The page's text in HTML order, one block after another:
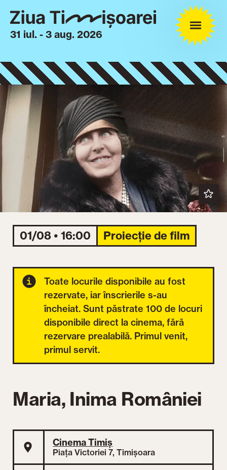
31 iul. - 3 aug. 2026
01/08 • 16:00 Proiecție de film
Toate locurile disponibile au fost
rezervate, iar înscrierile s-au
încheiat. Sunt păstrate 100 de locuri
disponibile direct la cinema, fără
rezervare prealabilă. Primul venit,
primul servit.
Maria, Inima României
Cinema Timiș
Piața Victoriei 7, Timișoara